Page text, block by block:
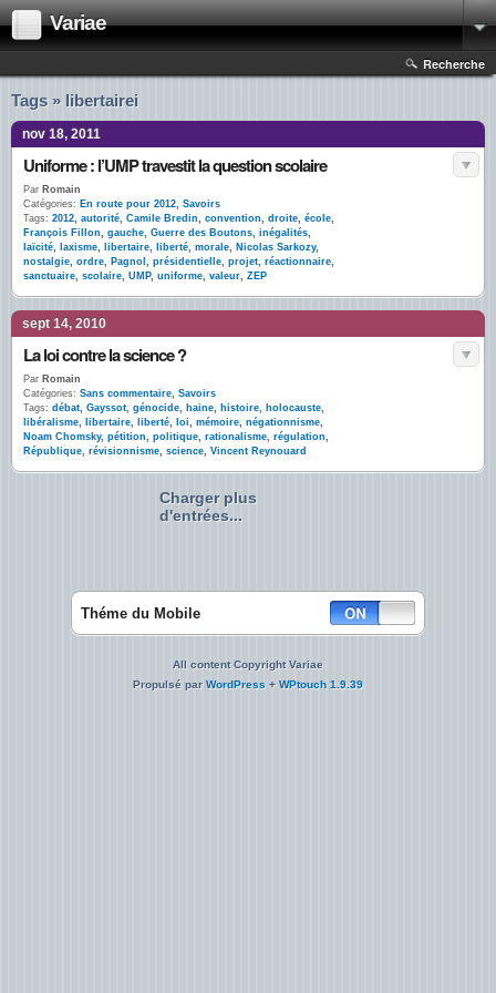
Variae
Recherche
Tags » libertairei
nov 18, 2011
Uniforme : l’UMP travestit la question scolaire
Par Romain
Catégories: En route pour 2012, Savoirs
Tags: 2012, autorité, Camile Bredin, convention, droite, école,
François Fillon, gauche, Guerre des Boutons, inégalités,
laïcité, laxisme, libertaire, liberté, morale, Nicolas Sarkozy,
nostalgie, ordre, Pagnol , présidentielle, projet, réactionnaire,
sanctuaire, scolaire, UMP, uniforme, valeur, ZEP
sept 14, 2010
La loi contre la science ?
Par Romain
Catégories: Sans commentaire, Savoirs
Tags: débat, Gayssot, génocide, haine, histoire, holocauste,
libéralisme, libertaire, liberté, loi, mémoire, négationnisme,
Noam Chomsky, pétition, politique, rationalisme, régulation,
République, révisionnisme, science, Vincent Reynouard
Charger plus
d'entrées...
Théme du Mobile
All content Copyright Variae
Propulsé parWordPress + WPtouch 1.9.39